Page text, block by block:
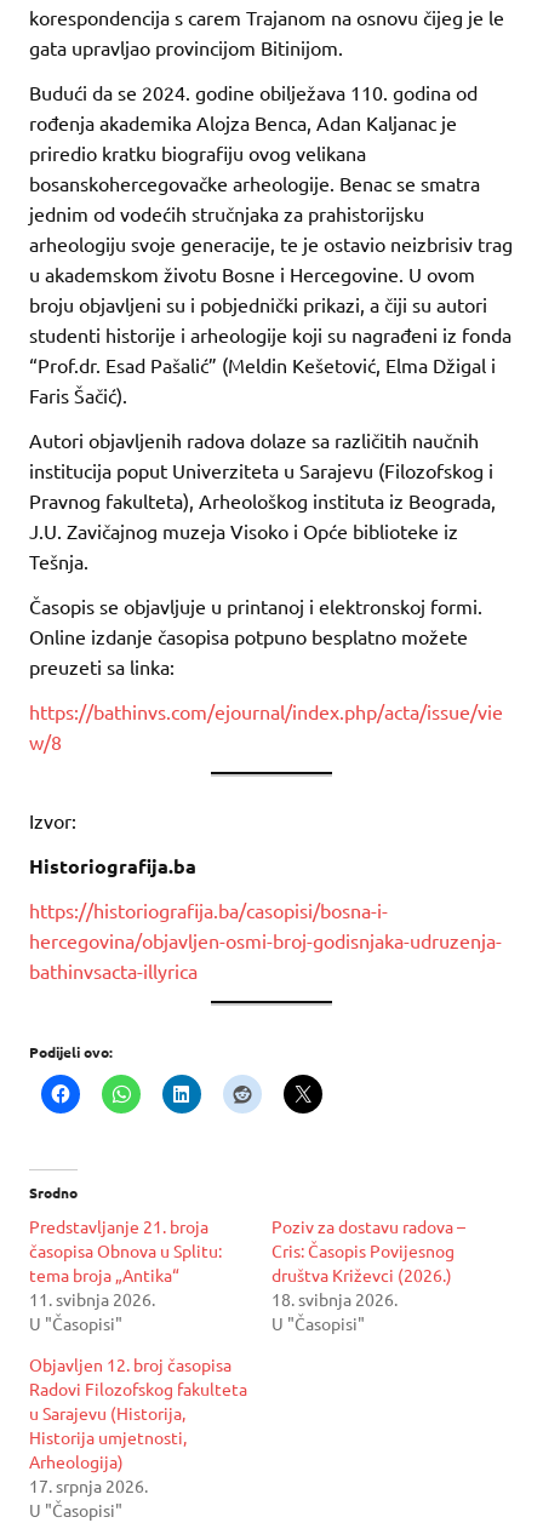
korespondencija s carem Trajanom na osnovu čijeg je le
gata upravljao provincijom Bitinijom.
Budući da se 2024. godine obilježava 110. godina od
rođenja akademika Alojza Benca, Adan Kaljanac je
priredio kratku biografiju ovog velikana
bosanskohercegovačke arheologije. Benac se smatra
jednim od vodećih stručnjaka za prahistorijsku
arheologiju svoje generacije, te je ostavio neizbrisiv trag
u akademskom životu Bosne i Hercegovine. U ovom
broju objavljeni su i pobjednički prikazi, a čiji su autori
studenti historije i arheologije koji su nagrađeni iz fonda
“Prof.dr. Esad Pašalić” (Meldin Kešetović, Elma Džigal i
Faris Šačić).
Autori objavljenih radova dolaze sa različitih naučnih
institucija poput Univerziteta u Sarajevu (Filozofskog i
Pravnog fakulteta), Arheološkog instituta iz Beograda,
J.U. Zavičajnog muzeja Visoko i Opće biblioteke iz
Tešnja.
Časopis se objavljuje u printanoj i elektronskoj formi.
Online izdanje časopisa potpuno besplatno možete
preuzeti sa linka:
https://bathinvs.com/ejournal/index.php/acta/issue/vie
w/8
Izvor:
Historiografija.ba
https://historiografija.ba/casopisi/bosna-i-
hercegovina/objavljen-osmi-broj-godisnjaka-udruzenja-
bathinvsacta-illyrica
Podijeli ovo:
Srodno
Predstavljanje 21. broja
časopisa Obnova u Splitu:
tema broja „Antika“
11. svibnja 2026.
U "Časopisi"
Poziv za dostavu radova –
Cris: Časopis Povijesnog
društva Križevci (2026.)
18. svibnja 2026.
U "Časopisi"
Objavljen 12. broj časopisa
Radovi Filozofskog fakulteta
u Sarajevu (Historija,
Historija umjetnosti,
Arheologija)
17. srpnja 2026.
U "Časopisi"